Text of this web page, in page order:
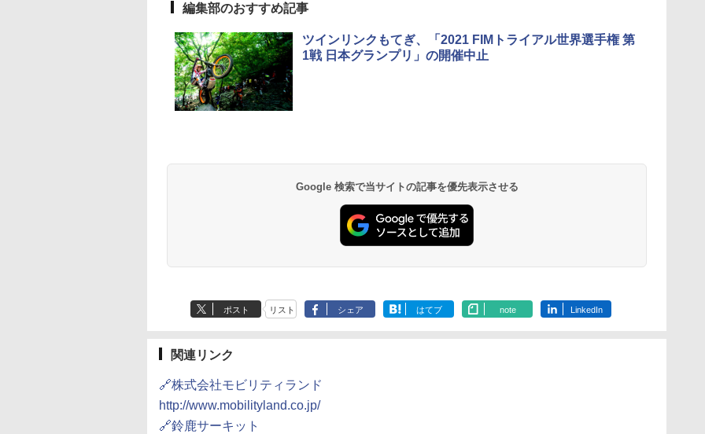
編集部のおすすめ記事
ツインリンクもてぎ、「2021 FIMトライアル世界選手権 第
1戦 日本グランプリ」の開催中止
Google 検索で当サイトの記事を優先表示させる
ポスト リスト シェア はてブ note LinkedIn
関連リンク
🔗株式会社モビリティランド
http://www.mobilityland.co.jp/
🔗鈴鹿サーキット